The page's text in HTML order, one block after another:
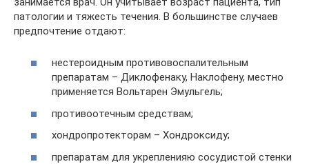
патологии и тяжесть течения. В большинстве случаев
предпочтение отдают:
нестероидным противовоспалительным
препаратам – Диклофенаку, Наклофену, местно
применяется Вольтарен Эмульгель;
противоотечным средствам;
хондропротекторам – Хондроксиду;
препаратам для укрепленияю сосудистой стенки